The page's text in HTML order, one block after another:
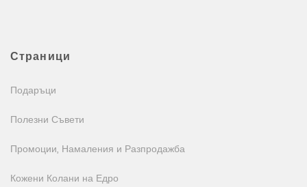
Страници
Подаръци
Полезни Съвети
Промоции, Намаления и Разпродажба
Кожени Колани на Едро